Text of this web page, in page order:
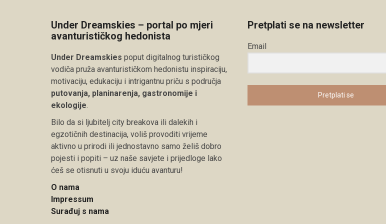
Under Dreamskies – portal po mjeri
avanturističkog hedonista
Under Dreamskies poput digitalnog turističkog
vodiča pruža avanturističkom hedonistu inspiraciju,
motivaciju, edukaciju i intrigantnu priču s područja
putovanja, planinarenja, gastronomije i
ekologije.
Bilo da si ljubitelj city breakova ili dalekih i
egzotičnih destinacija, voliš provoditi vrijeme
aktivno u prirodi ili jednostavno samo želiš dobro
pojesti i popiti – uz naše savjete i prijedloge lako
ćeš se otisnuti u svoju iduću avanturu!
O nama
Impressum
Surađuj s nama
Pretplati se na newsletter
Email
Pretplati se